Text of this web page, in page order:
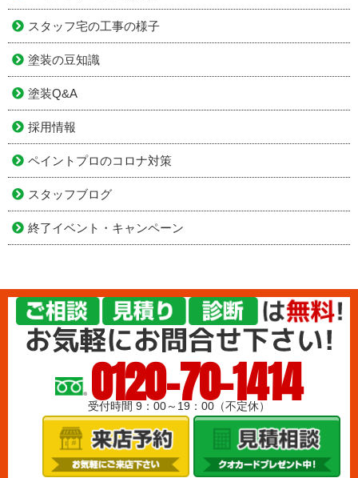
スタッフ宅の工事の様子
塗装の豆知識
塗装Q&A
採用情報
ペイントプロのコロナ対策
スタッフブログ
終了イベント・キャンペーン
0120-70-1414
受付時間 9：00～19：00（不定休）